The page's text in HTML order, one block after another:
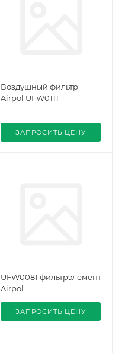
Воздушный фильтр
Airpol UFW0111
ЗАПРОСИТЬ ЦЕНУ
UFW0081 фильтрэлемент
Airpol
ЗАПРОСИТЬ ЦЕНУ